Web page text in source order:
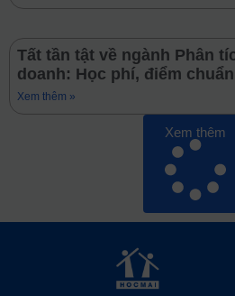
Tất tần tật về ngành Phân
doanh: Học phí, điểm
Xem thêm »
Xem thêm